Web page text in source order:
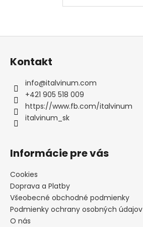
Kontakt
info@italvinum.com
+421 905 518 009
https://www.fb.com/italvinum
italvinum_sk
Informácie pre vás
Cookies
Doprava a Platby
Všeobecné obchodné podmienky
Podmienky ochrany osobných údajov
O nás